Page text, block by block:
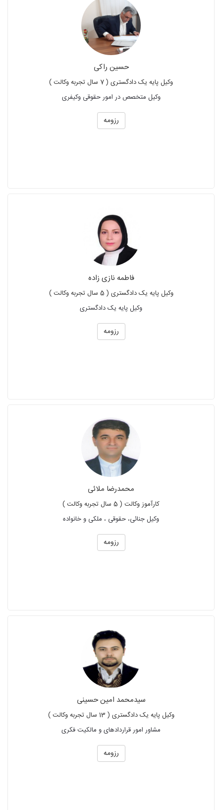
حسین راکی
وکیل پایه یک دادگستری ( 7 سال تجربه وکالت )
وکیل متخصص در امور حقوقی وکیفری
رزومه
فاطمه نازی زاده
وکیل پایه یک دادگستری ( 5 سال تجربه وکالت )
وکیل پایه یک دادگستری
رزومه
محمدرضا ملائی
کارآموز وکالت ( 5 سال تجربه وکالت )
وکیل جنائی، حقوقی ، ملکی و خانواده
رزومه
سیدمحمد امین حسینی
وکیل پایه یک دادگستری ( 13 سال تجربه وکالت )
مشاور امور قراردادهای و مالکیت فکری
رزومه